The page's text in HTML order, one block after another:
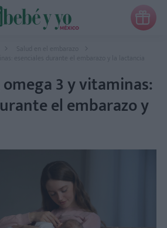

esenciales durante el embarazo y la lactancia
3 y vitaminas:
el embarazo y